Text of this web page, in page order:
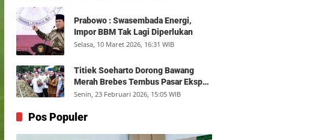
Prabowo : Swasembada Energi,
Impor BBM Tak Lagi Diperlukan
Selasa, 10 Maret 2026, 16:31 WIB
Titiek Soeharto Dorong Bawang
Merah Brebes Tembus Pasar Ekspor,
Petani Bisa Untung Rp350 Juta per
Senin, 23 Februari 2026, 15:05 WIB
Pos Populer